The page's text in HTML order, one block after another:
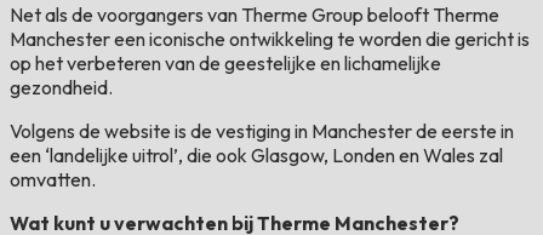
Net als de voorgangers van Therme Group belooft Therme
Manchester een iconische ontwikkeling te worden die gericht is
op het verbeteren van de geestelijke en lichamelijke
gezondheid.
Volgens de website is de vestiging in Manchester de eerste in
een ‘landelijke uitrol’, die ook Glasgow, Londen en Wales zal
omvatten.
Wat kunt u verwachten bij Therme Manchester?